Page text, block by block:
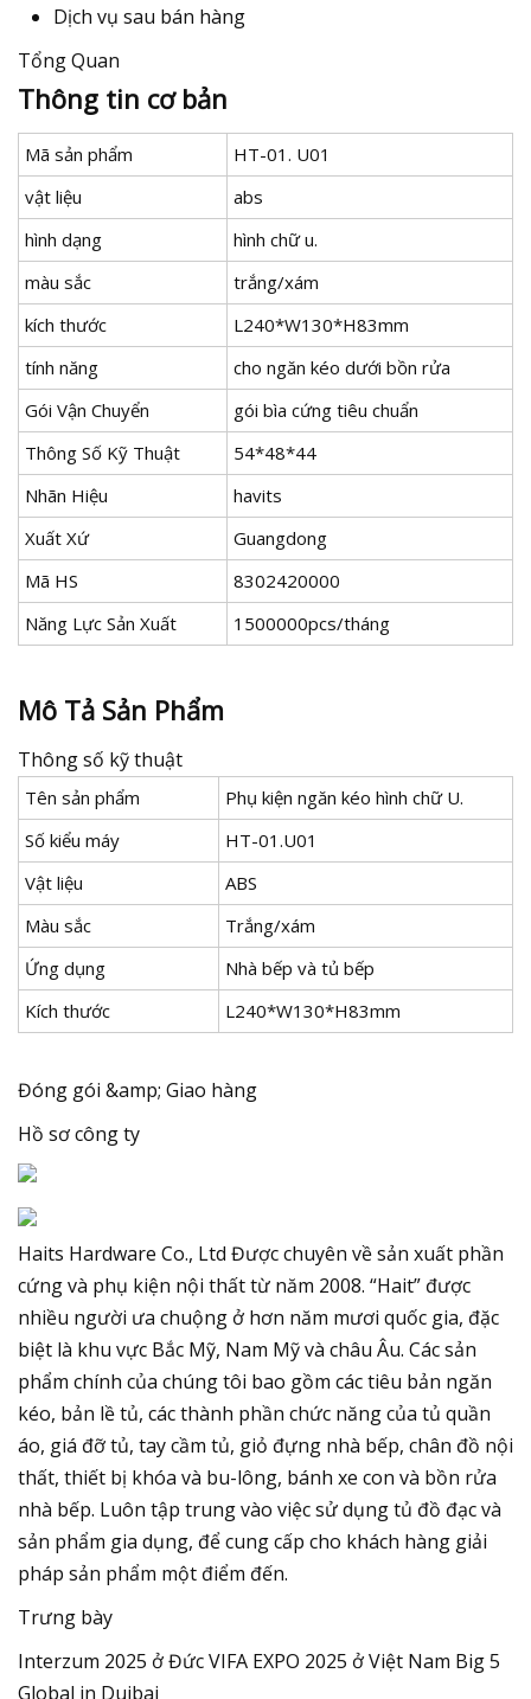
Dịch vụ sau bán hàng
Tổng Quan
Thông tin cơ bản
Mã sản phẩm
HT-01. U01
vật liệu
abs
hình dạng
hình chữ u.
màu sắc
trắng/xám
kích thước
L240*W130*H83mm
tính năng
cho ngăn kéo dưới bồn rửa
Gói Vận Chuyển
gói bìa cứng tiêu chuẩn
Thông Số Kỹ Thuật
54*48*44
Nhãn Hiệu
havits
Xuất Xứ
Guangdong
Mã HS
8302420000
Năng Lực Sản Xuất
1500000pcs/tháng
Mô Tả Sản Phẩm
Thông số kỹ thuật
Tên sản phẩm
Phụ kiện ngăn kéo hình chữ U.
Số kiểu máy
HT-01.U01
Vật liệu
ABS
Màu sắc
Trắng/xám
Ứng dụng
Nhà bếp và tủ bếp
Kích thước
L240*W130*H83mm
Đóng gói &amp; Giao hàng
Hồ sơ công ty
Haits Hardware Co., Ltd Được chuyên về sản xuất phần
cứng và phụ kiện nội thất từ năm 2008. “Hait” được
nhiều người ưa chuộng ở hơn năm mươi quốc gia, đặc
biệt là khu vực Bắc Mỹ, Nam Mỹ và châu Âu. Các sản
phẩm chính của chúng tôi bao gồm các tiêu bản ngăn
kéo, bản lề tủ, các thành phần chức năng của tủ quần
áo, giá đỡ tủ, tay cầm tủ, giỏ đựng nhà bếp, chân đồ nội
thất, thiết bị khóa và bu-lông, bánh xe con và bồn rửa
nhà bếp. Luôn tập trung vào việc sử dụng tủ đồ đạc và
sản phẩm gia dụng, để cung cấp cho khách hàng giải
pháp sản phẩm một điểm đến.
Trưng bày
Interzum 2025 ở Đức VIFA EXPO 2025 ở Việt Nam Big 5
Global in Duibai